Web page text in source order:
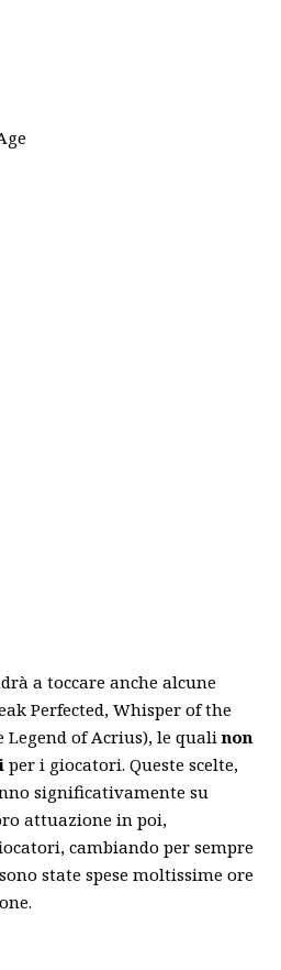
a toccare anche alcune
Perfected, Whisper of the
of Acrius), le qualinon
per i giocatori. Queste scelte,
significativamente su
attuazione in poi,
cambiando per sempre
state spese moltissime ore